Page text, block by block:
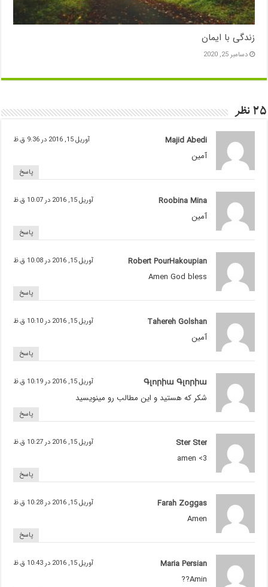
زندگی با ایمان
دسامبر 25, 2020
25 نظر
Majid Abedi آوریل 15, 2016 در 9:36 ق.ظ
آمین
پاسخ
Roobina Mina آوریل 15, 2016 در 10:07 ق.ظ
آمین
پاسخ
Robert PourHakoupian آوریل 15, 2016 در 10:08 ق.ظ
Amen God bless
پاسخ
Tahereh Golshan آوریل 15, 2016 در 10:10 ق.ظ
آمین
پاسخ
Գլորիա Գլորիա آوریل 15, 2016 در 10:19 ق.ظ
شكر كه هستيد و اين مطالب رو مينويسيد
پاسخ
Ster Ster آوریل 15, 2016 در 10:27 ق.ظ
amen <3
پاسخ
Farah Zoggas آوریل 15, 2016 در 10:28 ق.ظ
Amen
پاسخ
Maria Persian آوریل 15, 2016 در 10:43 ق.ظ
Amin??